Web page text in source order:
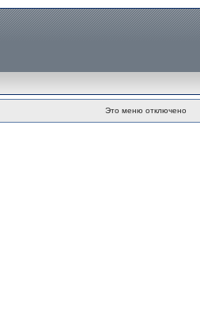
Это меню отключено